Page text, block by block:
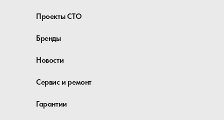
Проекты СТО
Бренды
Новости
Сервис и ремонт
Гарантии